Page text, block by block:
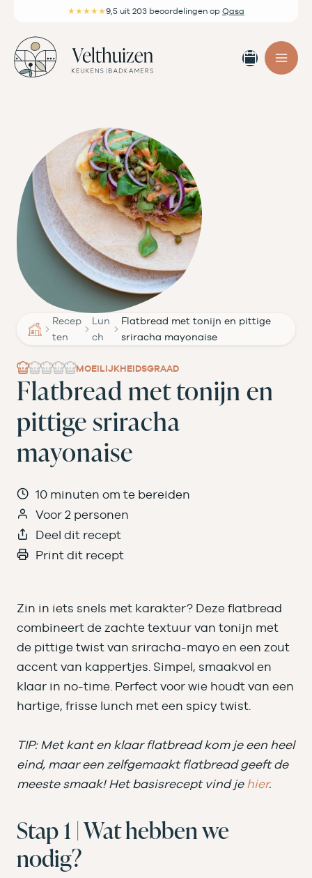
inhoud
★★★★★9,5 uit 203 beoordelingen op Qasa
maken
Recep
ten
Lun
ch
Flatbread met tonijn en pittige
sriracha mayonaise
MOEILIJKHEIDSGRAAD
Flatbread met tonijn en
pittige sriracha
mayonaise
10 minuten om te bereiden
Voor 2 personen
Deel dit recept
Print dit recept
Zin in iets snels met karakter? Deze flatbread
combineert de zachte textuur van tonijn met
de pittige twist van sriracha-mayo en een zout
accent van kappertjes. Simpel, smaakvol en
klaar in no-time. Perfect voor wie houdt van een
hartige, frisse lunch met een spicy twist.
TIP: Met kant en klaar flatbread kom je een heel
eind, maar een zelfgemaakt flatbread geeft de
meeste smaak! Het basisrecept vind je hier.
Stap 1 | Wat hebben we
nodig?